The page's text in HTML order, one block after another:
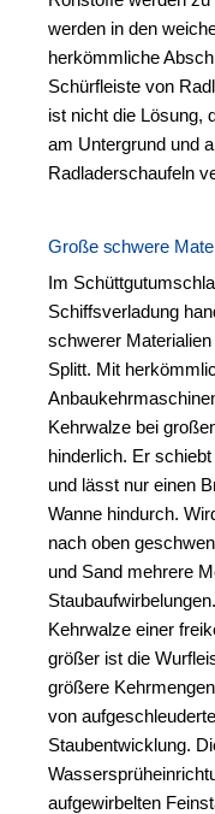
werden in den
herkömmliche
Schürfleiste von
ist nicht die Lösung,
am Untergrund und
Radladerschaufeln
Große schwere
Im
Schiffsverladung
schwerer
Splitt. Mit
Kehrwalze bei
hinderlich. Er
und lässt nur einen
Wanne hindurch.
nach oben
und Sand mehrere
Kehrwalze einer
größer ist die
größere
von
Staubentwicklung.
aufgewirbelten